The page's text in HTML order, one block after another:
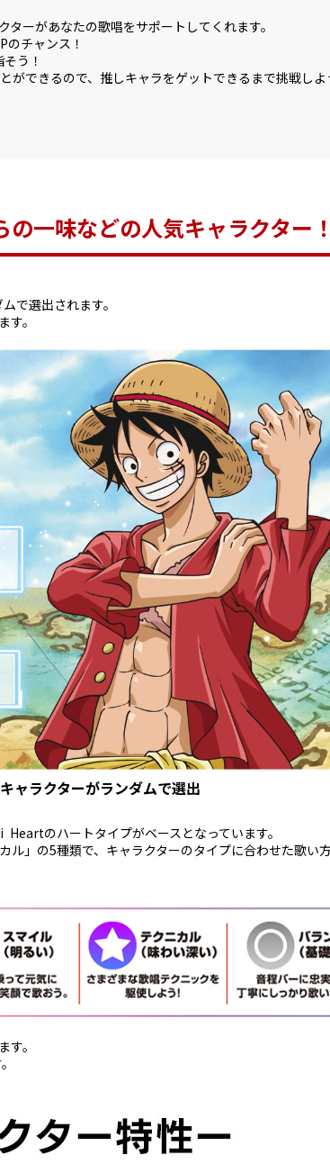
ーがあなたの歌唱をサポートしてくれます。
のチャンス！
う！
ができるので、推しキャラをゲットできるまで挑戦しよ
の一味などの人気キャラクター
で選出されます。
す。
ャラクターがランダムで選出
のハートタイプがベースとなっています。
ル」の5種類で、キャラクターのタイプに合わせた歌い
す。